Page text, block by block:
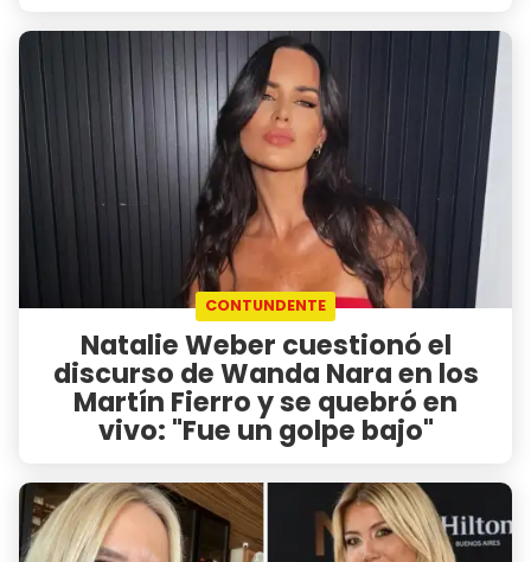
CONTUNDENTE
Natalie Weber cuestionó el
discurso de Wanda Nara en los
Martín Fierro y se quebró en
vivo: "Fue un golpe bajo"